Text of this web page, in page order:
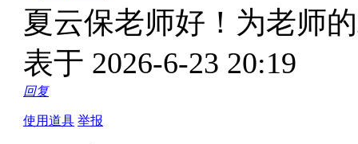
夏云保老师好！为老师
表于 2026-6-23 20:19
回复
使用道具 举报